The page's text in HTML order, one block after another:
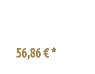
56,86 € *